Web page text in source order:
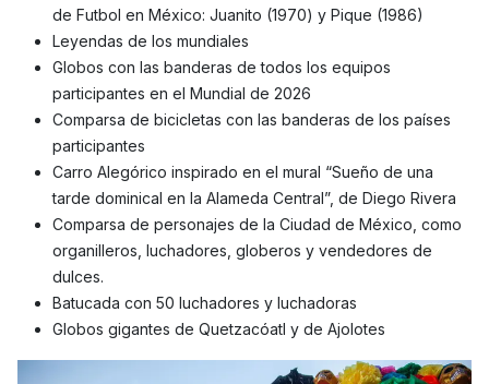
de Futbol en México: Juanito (1970) y Pique (1986)
Leyendas de los mundiales
Globos con las banderas de todos los equipos
participantes en el Mundial de 2026
Comparsa de bicicletas con las banderas de los países
participantes
Carro Alegórico inspirado en el mural “Sueño de una
tarde dominical en la Alameda Central”, de Diego Rivera
Comparsa de personajes de la Ciudad de México, como
organilleros, luchadores, globeros y vendedores de
dulces.
Batucada con 50 luchadores y luchadoras
Globos gigantes de Quetzacóatl y de Ajolotes